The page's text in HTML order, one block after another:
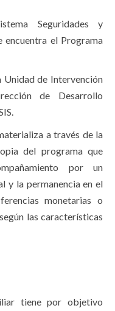
Seguridades y
encuentra el Programa
Unidad de Intervención
de Desarrollo
a través de la
del programa que
por un
y la permanencia en el
monetarias o
las características
tiene por objetivo